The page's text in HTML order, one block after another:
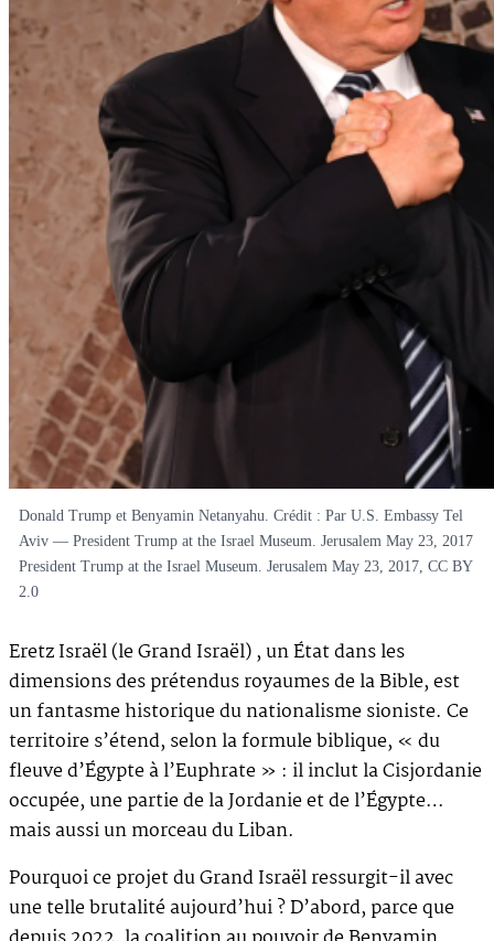
Donald Trump et Benyamin Netanyahu. Crédit : Par U.S. Embassy Tel
Aviv — President Trump at the Israel Museum. Jerusalem May 23, 2017
President Trump at the Israel Museum. Jerusalem May 23, 2017, CC BY
2.0
Eretz Israël (le Grand Israël) , un État dans les
dimensions des prétendus royaumes de la Bible, est
un fantasme historique du nationalisme sioniste. Ce
territoire s’étend, selon la formule biblique, « du
fleuve d’Égypte à l’Euphrate » : il inclut la Cisjordanie
occupée, une partie de la Jordanie et de l’Égypte…
mais aussi un morceau du Liban.
Pourquoi ce projet du Grand Israël ressurgit-il avec
une telle brutalité aujourd’hui ? D’abord, parce que